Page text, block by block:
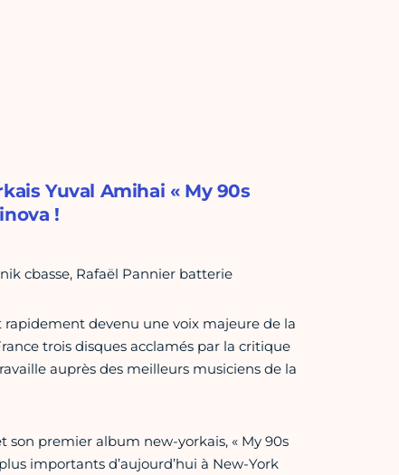
Yuval Amihai « My 90s
!
cbasse, Rafaël Pannier batterie
devenu une voix majeure de la
trois disques acclamés par la critique
auprès des meilleurs musiciens de la
premier album new-yorkais, « My 90s
importants d’aujourd’hui à New-York